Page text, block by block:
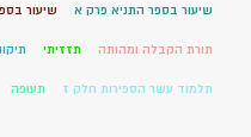
שיעור בספר התניא פרק א שיעור
תורת הקבלה ומהותה תזזיתי
תלמוד עשר הספירות חלק ז תעופה